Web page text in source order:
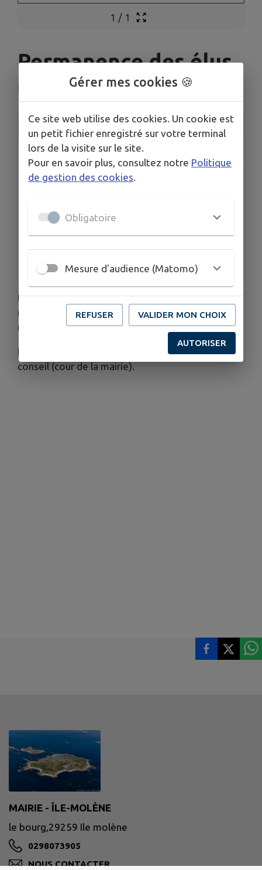
1 / 1
Permanence des élus
Île-Molène
INFORMATIONS PRATIQUES
LIEU
le Bourg
TOUTES LES DATES
Le mar. 11 août
Le jeu. 13 août
Le mar. 18 août
Des permanences sont proposées par les élus les
mardis, jeudis et samedi de 10h30 à midi, en
mairie.
L'accès est possible directement par la salle du
conseil (cour de la mairie).
MAIRIE - ÎLE-MOLÈNE
le bourg,29259 Ile molène
0298073905
NOUS CONTACTER
Gérer mes cookies 🍪
Ce site web utilise des cookies. Un cookie est
un petit fichier enregistré sur votre terminal
lors de la visite sur le site.
Pour en savoir plus, consultez notre Politique
de gestion des cookies.
Obligatoire
Mesure d'audience (Matomo)
REFUSER VALIDER MON CHOIX
AUTORISER